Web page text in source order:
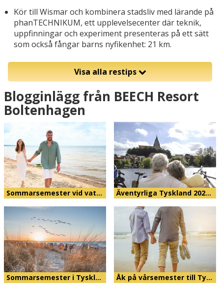
Kör till Wismar och kombinera stadsliv med lärande på
phanTECHNIKUM, ett upplevelsecenter där teknik,
uppfinningar och experiment presenteras på ett sätt
som också fångar barns nyfikenhet: 21 km.
Visa alla restips
Blogginlägg från BEECH Resort
Boltenhagen
Sommarsemester vid vat… Äventyrliga Tyskland 202…
Sommarsemester i Tyskl… Åk på vårsemester till Ty…